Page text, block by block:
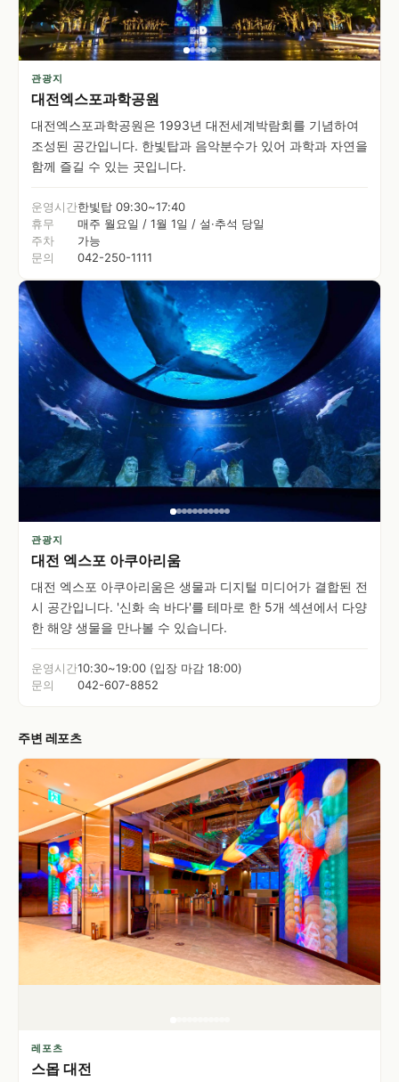
관광지
대전엑스포과학공원
대전엑스포과학공원은 1993년 대전세계박람회를 기념하여
조성된 공간입니다. 한빛탑과 음악분수가 있어 과학과 자연을
함께 즐길 수 있는 곳입니다.
운영시간한빛탑 09:30~17:40
휴무
매주 월요일 / 1월 1일 / 설·추석 당일
주차
가능
문의
042-250-1111
관광지
대전 엑스포 아쿠아리움
대전 엑스포 아쿠아리움은 생물과 디지털 미디어가 결합된 전
시 공간입니다. '신화 속 바다'를 테마로 한 5개 섹션에서 다양
한 해양 생물을 만나볼 수 있습니다.
운영시간10:30~19:00 (입장 마감 18:00)
문의
042-607-8852
주변 레포츠
레포츠
스몹 대전